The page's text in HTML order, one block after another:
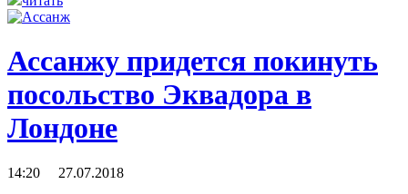
Ассанжу придется покинуть
посольство Эквадора в
Лондоне
14:20 27.07.2018